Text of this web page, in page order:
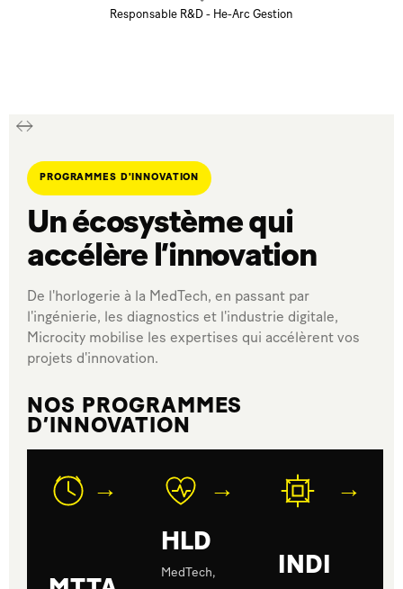
Responsable R&D - He-Arc Gestion
PROGRAMMES D'INNOVATION
Un écosystème qui
accélère l’innovation
De l'horlogerie à la MedTech, en passant par
l'ingénierie, les diagnostics et l'industrie digitale,
Microcity mobilise les expertises qui accélèrent vos
projets d'innovation.
NOS PROGRAMMES
D’INNOVATION
→ →
HLD
MedTech,
→
INDI